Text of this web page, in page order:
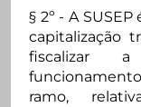
§ 2º - A
capitalização
fiscalizar a
ramo,